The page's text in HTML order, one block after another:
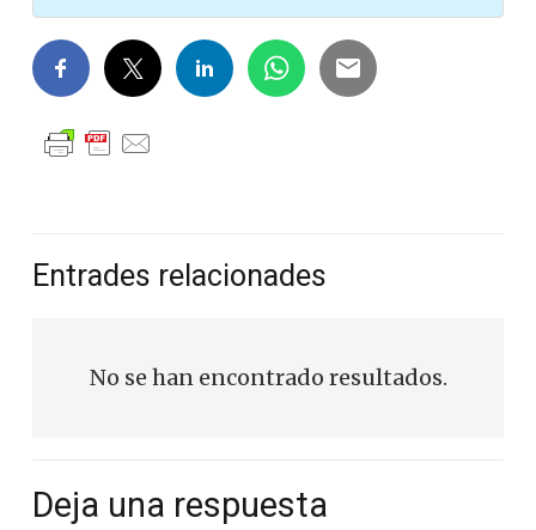
Entrades relacionades
No se han encontrado resultados.
Deja una respuesta